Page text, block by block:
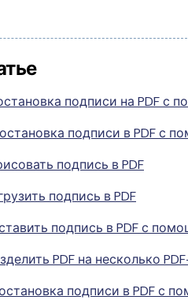
подписи на PDF с
подписи в PDF с
подпись в PDF
подпись в PDF
подпись в PDF с
PDF на несколько
подписи в PDF с